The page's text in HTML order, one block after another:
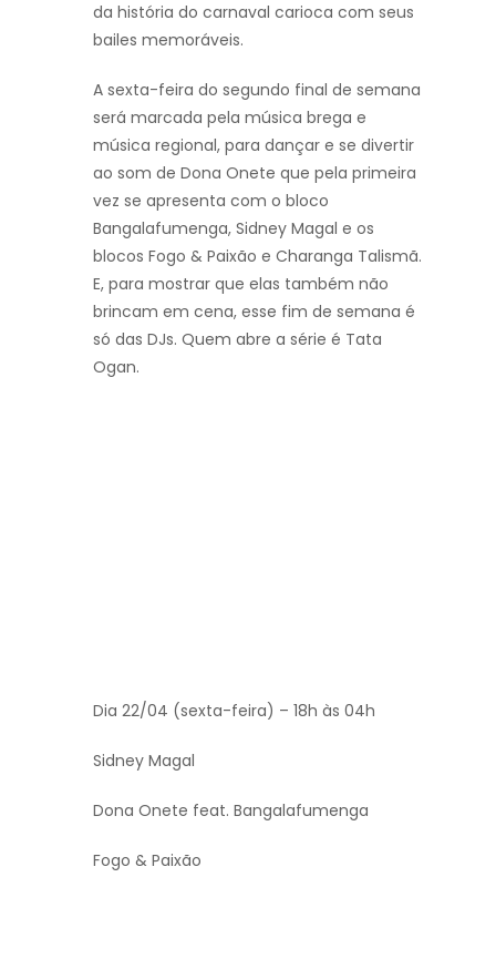
da história do carnaval carioca com seus
bailes memoráveis.
A sexta-feira do segundo final de semana
será marcada pela música brega e
música regional, para dançar e se divertir
ao som de Dona Onete que pela primeira
vez se apresenta com o bloco
Bangalafumenga, Sidney Magal e os
blocos Fogo & Paixão e Charanga Talismã.
E, para mostrar que elas também não
brincam em cena, esse fim de semana é
só das DJs. Quem abre a série é Tata
Ogan.
Dia 22/04 (sexta-feira) – 18h às 04h
Sidney Magal
Dona Onete feat. Bangalafumenga
Fogo & Paixão